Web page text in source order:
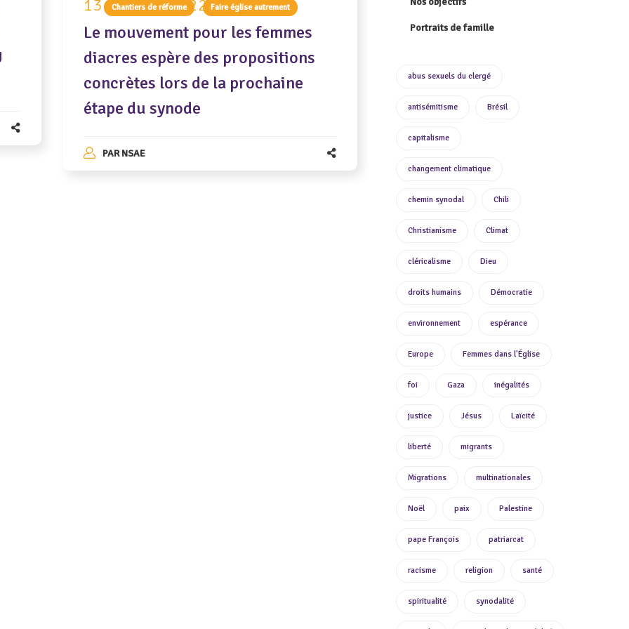
Chantiers de réforme Faire église autrement
13 octobre 2022
Le mouvement pour les femmes
diacres espère des propositions
concrètes lors de la prochaine
étape du synode
PARNSAE
Portraits de famille
abus sexuels du clergé
antisémitisme Brésil
capitalisme
changement climatique
chemin synodal Chili
Christianisme Climat
cléricalisme Dieu
droits humains Démocratie
environnement espérance
Europe Femmes dans l'Église
foi Gaza inégalités
justice Jésus Laïcité
liberté migrants
Migrations multinationales
Noël paix Palestine
pape François patriarcat
racisme religion santé
spiritualité synodalité